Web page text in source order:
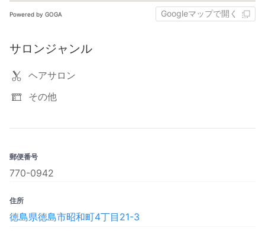
Powered by GOGA Googleマップで開く
サロンジャンル
ヘアサロン
その他
郵便番号
770-0942
住所
徳島県徳島市昭和町4丁目21-3